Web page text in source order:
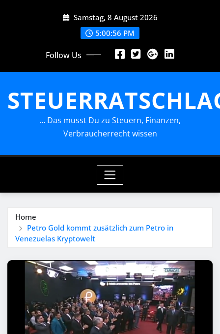
Samstag, 8 August 2026
5:00:57 PM
Follow Us
… Das musst Du zu Steuern, Finanzen,
Verbraucherrecht wissen
Home
Petro Gold kommt zusätzlich zum Petro in
Venezuelas Kryptowelt